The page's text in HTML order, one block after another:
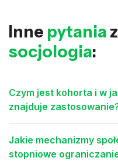
Inne pytania
socjologia:
Czym jest kohorta i w
znajduje
Jakie mechanizmy
stopniowe